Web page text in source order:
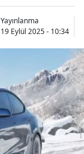
Yayınlanma
19 Eylül 2025 - 10:34